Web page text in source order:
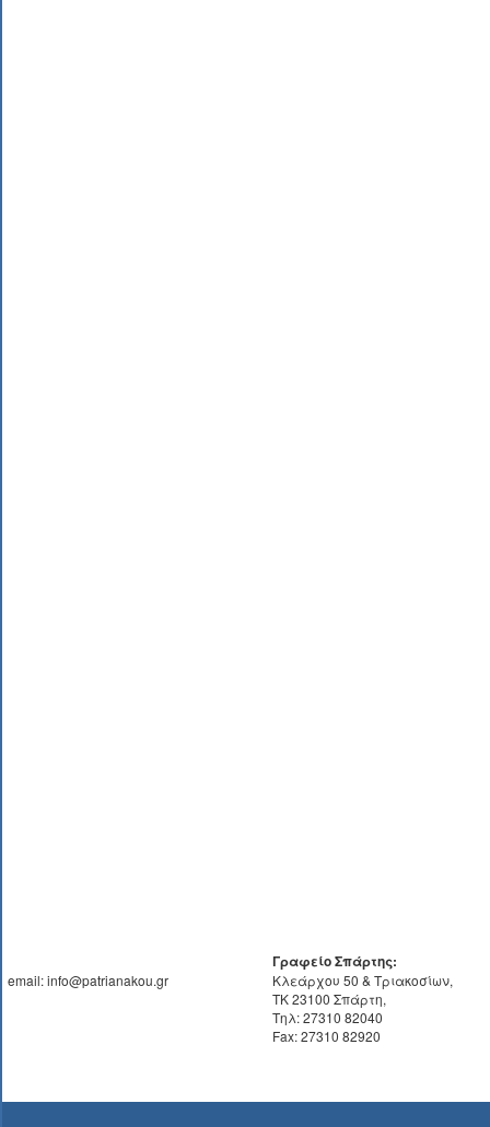
email: info@patrianakou.gr
Γραφείο Σπάρτης:
Κλεάρχου 50 & Τριακοσίων,
ΤΚ 23100 Σπάρτη,
Τηλ: 27310 82040
Fax: 27310 82920